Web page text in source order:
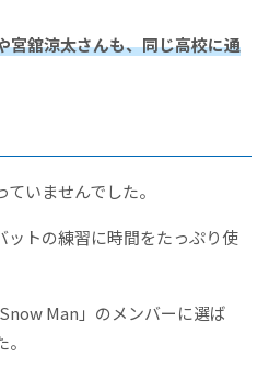
舘涼太さんも、同じ高校に通
いませんでした。
ットの練習に時間をたっぷり使
Man」のメンバーに選ば